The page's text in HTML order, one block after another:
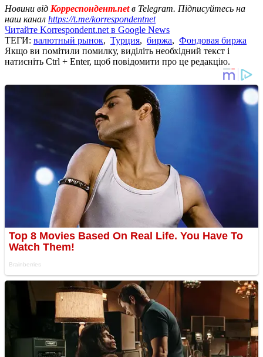
Новини від Корреспондент.netв Telegram. Підписуйтесь на
наш канал https://t.me/korrespondentnet
Читайте Korrespondent.net в Google News
ТЕГИ: валютный рынок, Турция, биржа, Фондовая биржа
Якщо ви помітили помилку, виділіть необхідний текст і
натисніть Ctrl + Enter, щоб повідомити про це редакцію.